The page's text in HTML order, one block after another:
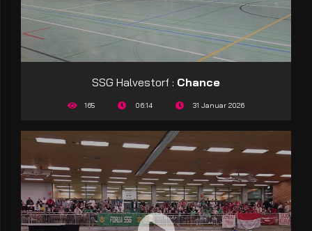
SSG Halvestorf : Chance
165 06:14 31 Januar 2026